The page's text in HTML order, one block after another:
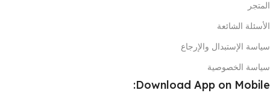
المتجر
الأسئلة الشائعة
سياسة الإستبدال والإرجاع
سياسة الخصوصية
Download App on Mobile: